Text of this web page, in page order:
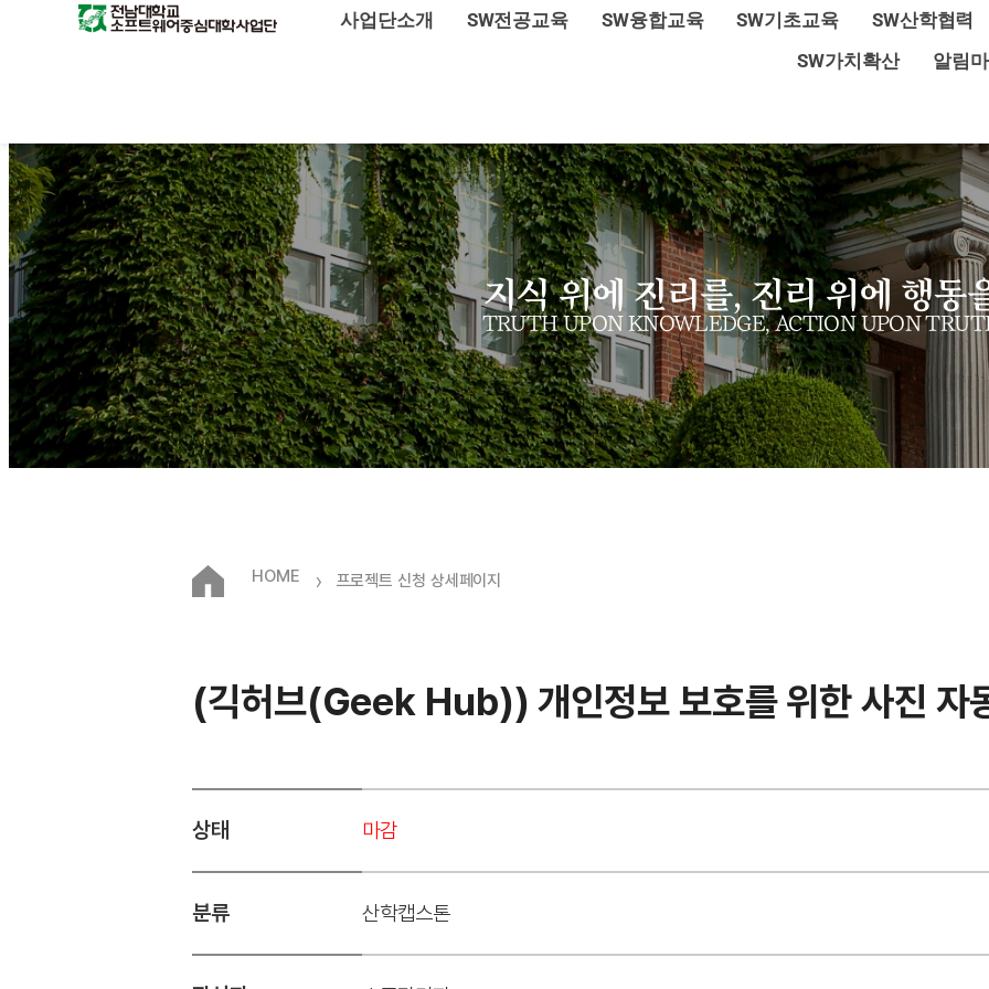
사업단소개 SW전공교육 SW융합교육 SW기초교육
SW산학협력
SW가치확산
알림
지식 위에 진리를, 진리 위에 행동
TRUTH UPON KNOWLEDGE, ACTION UPON
HOME › 프로젝트 신청 상세페이지
(긱허브(Geek Hub)) 개인정보 보호를 위한 사진 자
상태 마감
분류 산학캡스톤